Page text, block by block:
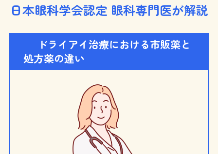
日本眼科学会認定 眼科専門医が解説
ドライアイ治療における市販薬と
処方薬の違い